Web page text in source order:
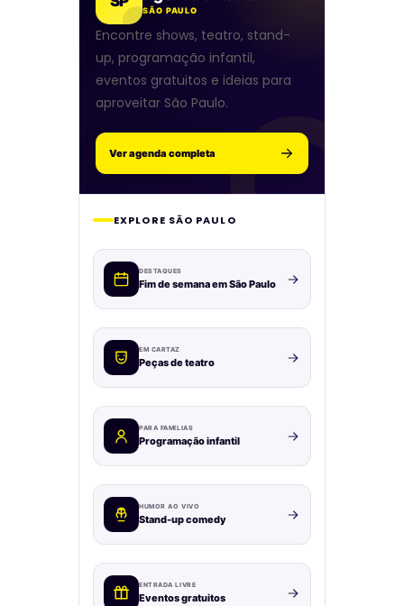
SÃO PAULO
Encontre shows, teatro, stand-
up, programação infantil,
eventos gratuitos e ideias para
aproveitar São Paulo.
Ver agenda completa
EXPLORE SÃO PAULO
DESTAQUES
Fim de semana em São Paulo
EM CARTAZ
Peças de teatro
PARA FAMÍLIAS
Programação infantil
HUMOR AO VIVO
Stand-up comedy
ENTRADA LIVRE
Eventos gratuitos